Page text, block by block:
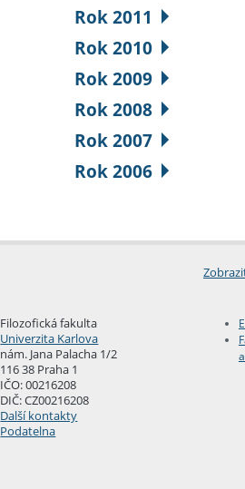
Rok 2011
Rok 2010
Rok 2009
Rok 2008
Rok 2007
Rok 2006
Filozofická fakulta
Univerzita Karlova
nám. Jana Palacha 1/2
116 38 Praha 1
IČO: 00216208
DIČ: CZ00216208
Další kontakty
Podatelna